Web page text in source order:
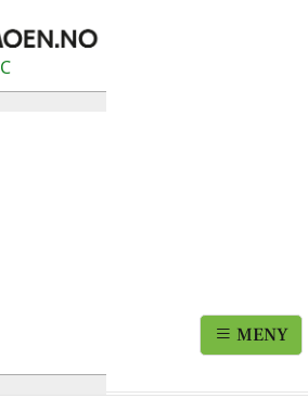
MENY